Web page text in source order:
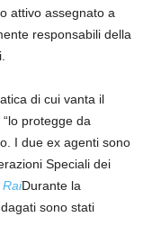
attivo assegnato a
responsabili della
di cui vanta il
protegge da
I due ex agenti sono
Speciali dei
RaiDurante la
sono stati